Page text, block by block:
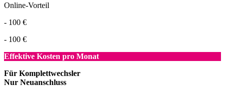
Online-Vorteil
- 100 €
- 100 €
Effektive Kosten pro Monat
Für Komplettwechsler
Nur Neuanschluss